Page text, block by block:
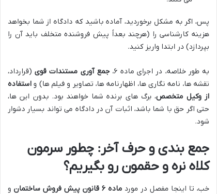
پس، اگر به مشکل برخوردید، آماده باشید که دادگاه از شما بخواهد
هزینه کارشناسی را (هرچند بعداً پیش فروشنده متخلف باید آن را
بپردازد) در ابتدا واریز کنید.
به طور خلاصه، در اجرای ماده ۶، جمع آوری مستندات قوی(قرارداد،
نقشه ها، نامه نگاری ها، اظهارنامه ها، تصاویر و فیلم ها) و استفاده
از وکیل متخصص، برگ های برنده شما خواهند بود. بدون این ها،
حتی اگر حق با شما باشد، اثبات آن در دادگاه می تواند بسیار دشوار
شود.
جمع بندی و حرف آخر: چطور سرمون
کلاه نره و حقمون رو بگیریم؟
خب، تا اینجا مفصل در مورد ماده ۶ قانون پیش فروش ساختمان
و